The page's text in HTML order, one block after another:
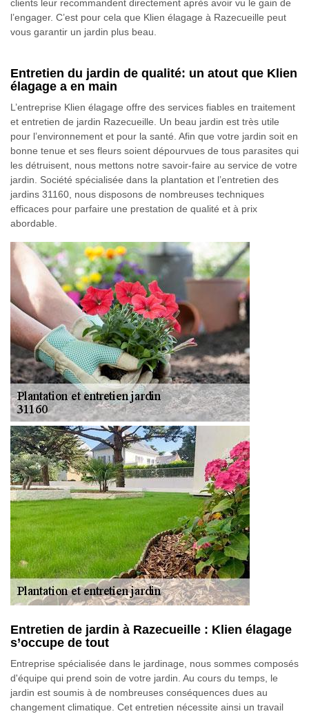
clients leur recommandent directement après avoir vu le gain de
l’engager. C’est pour cela que Klien élagage à Razecueille peut
vous garantir un jardin plus beau.
Entretien du jardin de qualité: un atout que Klien
élagage a en main
L’entreprise Klien élagage offre des services fiables en traitement
et entretien de jardin Razecueille. Un beau jardin est très utile
pour l’environnement et pour la santé. Afin que votre jardin soit en
bonne tenue et ses fleurs soient dépourvues de tous parasites qui
les détruisent, nous mettons notre savoir-faire au service de votre
jardin. Société spécialisée dans la plantation et l’entretien des
jardins 31160, nous disposons de nombreuses techniques
efficaces pour parfaire une prestation de qualité et à prix
abordable.
Entretien de jardin à Razecueille : Klien élagage
s’occupe de tout
Entreprise spécialisée dans le jardinage, nous sommes composés
d'équipe qui prend soin de votre jardin. Au cours du temps, le
jardin est soumis à de nombreuses conséquences dues au
changement climatique. Cet entretien nécessite ainsi un travail